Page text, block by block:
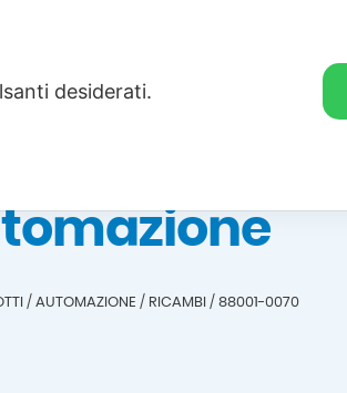
Download
/ AUTOMAZIONE / RICAMBI / 88001-0070
desiderati.